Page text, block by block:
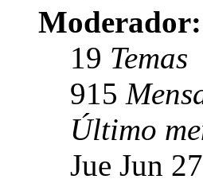
Moderador:
19 Temas
915
Último
Jue Jun